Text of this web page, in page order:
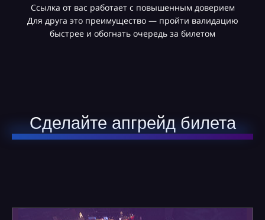
Ссылка от вас работает с повышенным доверием
Для друга это преимущество — пройти валидацию
быстрее и обогнать очередь за билетом
Сделайте апгрейд билета